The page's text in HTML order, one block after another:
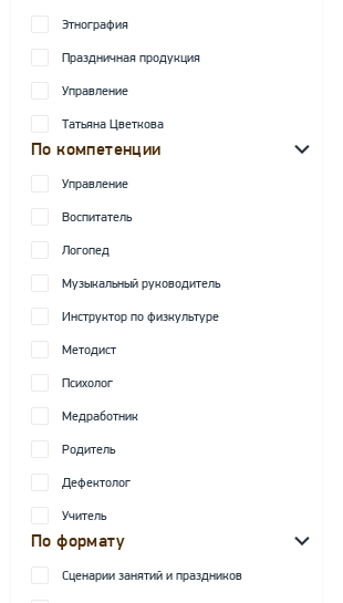
Этнография
Праздничная продукция
Управление
Татьяна Цветкова
По компетенции
Управление
Воспитатель
Логопед
Музыкальный руководитель
Инструктор по физкультуре
Методист
Психолог
Медработник
Родитель
Дефектолог
Учитель
По формату
Сценарии занятий и праздников